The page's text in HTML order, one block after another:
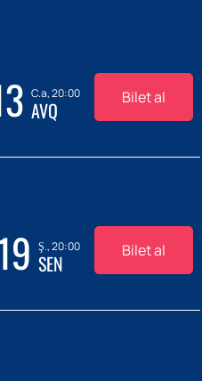
C.a, 20:00
AVQ Bilet al
Ş., 20:00
SEN Bilet al